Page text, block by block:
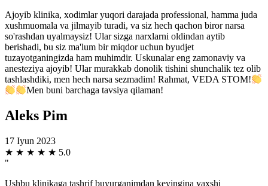
Ajoyib klinika, xodimlar yuqori darajada professional, hamma juda
xushmuomala va jilmayib turadi, va siz hech qachon biror narsa
so'rashdan uyalmaysiz! Ular sizga narxlarni oldindan aytib
berishadi, bu siz ma'lum bir miqdor uchun byudjet
tuzayotganingizda ham muhimdir. Uskunalar eng zamonaviy va
anesteziya ajoyib! Ular murakkab donolik tishini shunchalik tez olib
tashlashdiki, men hech narsa sezmadim! Rahmat, VEDA STOM!
Men buni barchaga tavsiya qilaman!
Aleks Pim
17 Iyun 2023
★ ★ ★ ★ ★ 5.0
"
Ushbu klinikaga tashrif buyurganimdan keyingina yaxshi